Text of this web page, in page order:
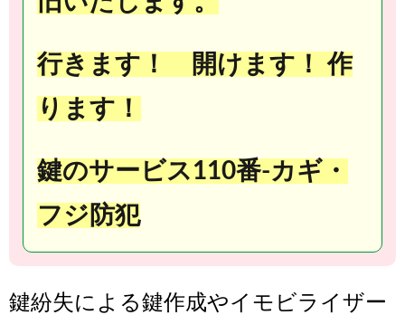
行きます！ 開けます！ 作
ります！
鍵のサービス110番-カギ・
フジ防犯
鍵紛失による鍵作成やイモビライザー